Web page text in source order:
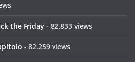
the Friday - 82.833 views
- 82.259 views